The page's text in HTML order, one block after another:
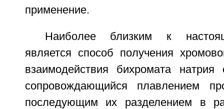
применение.
Наиболее близким к
является способ получения
взаимодействия бихромата натрия
сопровождающийся плавлением
последующим их разделением в